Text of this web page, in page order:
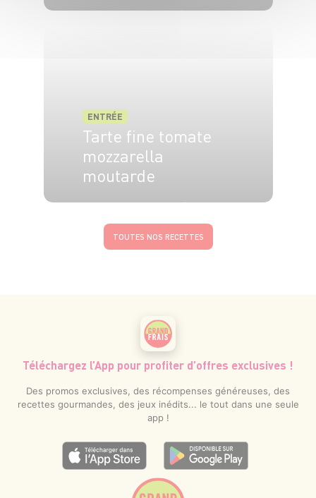
ENTRÉE
Tarte fine tomate
mozzarella
moutarde
TOUTES NOS RECETTES
Téléchargez l’App pour profiter d’offres exclusives !
Des promos exclusives, des récompenses généreuses, des
recettes gourmandes, des jeux inédits... le tout dans une seule
app !